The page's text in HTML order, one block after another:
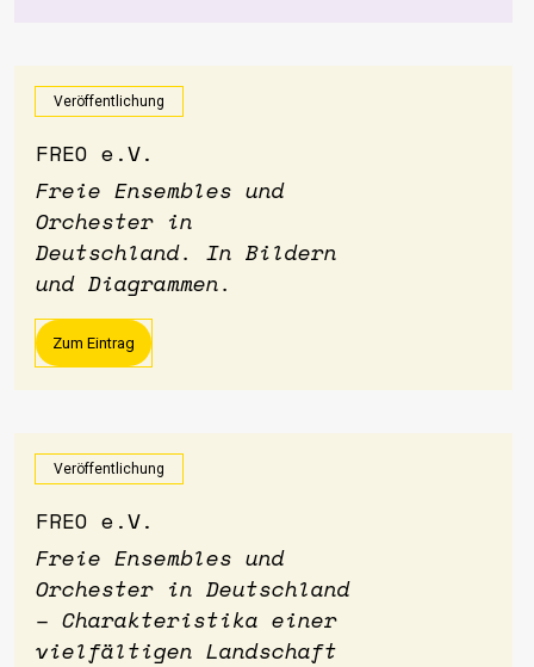
Veröffentlichung
FREO e.V.
Freie Ensembles und
Orchester in
Deutschland. In Bildern
und Diagrammen.
Zum Eintrag
Veröffentlichung
FREO e.V.
Freie Ensembles und
Orchester in Deutschland
– Charakteristika einer
vielfältigen Landschaft